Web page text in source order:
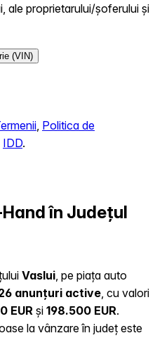
ale proprietarului/șoferului și
(VIN)
Politica de
IDD.
în Județul
Vaslui , pe piața auto
anunțuri active , cu valori
EUR și 198.500 EUR.
la vânzare în județ este